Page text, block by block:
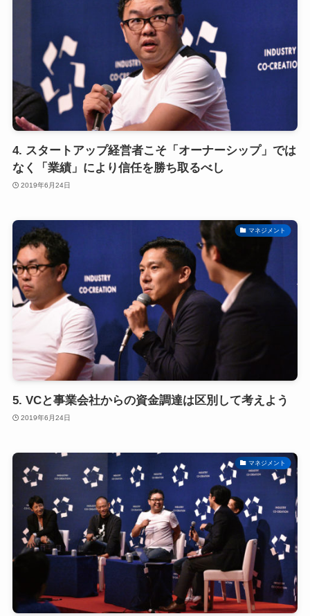
4. スタートアップ経営者こそ「オーナーシップ」では
なく「業績」により信任を勝ち取るべし
2019年6月24日
マネジメント
5. VCと事業会社からの資金調達は区別して考えよう
2019年6月24日
マネジメント